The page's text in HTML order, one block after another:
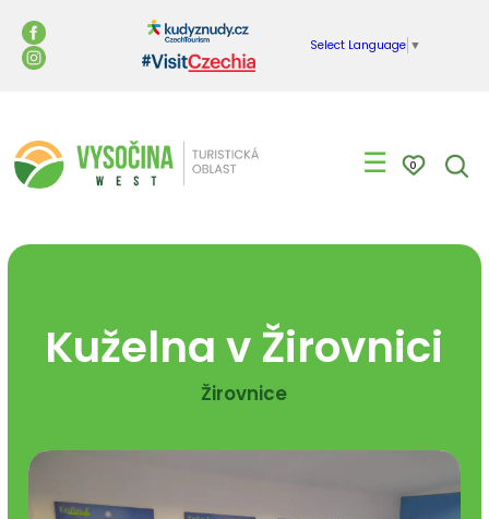
Select Language ▼
☰ 0
Kuželna v Žirovnici
Žirovnice